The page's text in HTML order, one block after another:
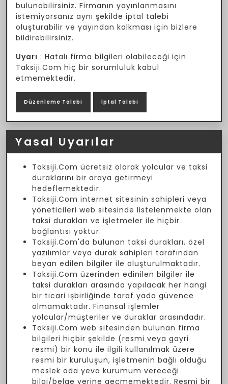
bulunabilirsiniz. Firmanın yayınlanmasını
istemiyorsanız aynı şekilde iptal talebi
oluşturabilir ve yayından kalkması için bizlere
bildirebilirsiniz.
Uyarı : Hatalı firma bilgileri olabileceği için
Taksiji.Com hiç bir sorumluluk kabul
etmemektedir.
Düzenleme Talebi İptal Talebi
Yasal Uyarılar
Taksiji.Com ücretsiz olarak yolcular ve taksi
duraklarını bir araya getirmeyi
hedeflemektedir.
Taksiji.Com internet sitesinin sahipleri veya
yöneticileri web sitesinde listelenmekte olan
taksi durakları ve işletmeler ile hiçbir
bağlantısı yoktur.
Taksiji.Com'da bulunan taksi durakları, özel
yazılımlar veya durak sahipleri tarafından
beyan edilen bilgiler ile oluşturulmaktadır.
Taksiji.Com üzerinden edinilen bilgiler ile
taksi durakları arasında yapılacak her hangi
bir ticari işbirliğinde taraf yada güvence
olmamaktadır. Finansal işlemler
yolcular/müşteriler ve duraklar arasındadır.
Taksiji.Com web sitesinden bulunan firma
bilgileri hiçbir şekilde (resmi veya gayri
resmi) bir konu ile ilgili kullanılmak üzere
resmi bir kuruluşun, işletmenin bağlı olduğu
meslek oda yeva kurumum vereceği
bilgi/belge yerine geçmemektedir. Resmi bir